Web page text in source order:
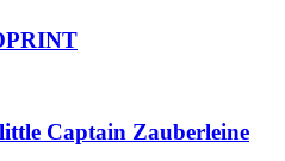
Captain Zauberleine